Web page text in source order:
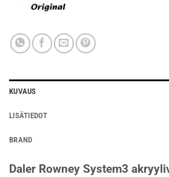
KUVAUS
LISÄTIEDOT
BRAND
Daler Rowney System3